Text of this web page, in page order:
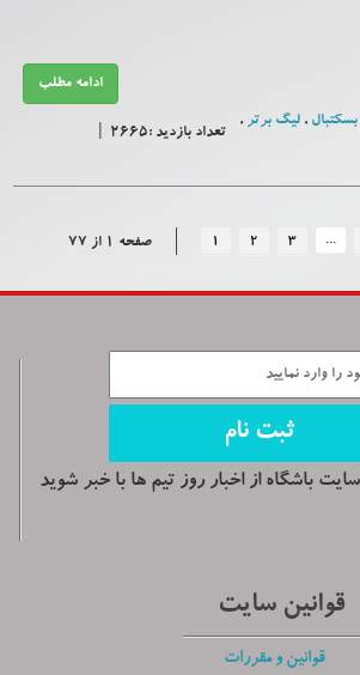
ادامه مطلب
بسکتبال,لیگ برتر ,
تعداد بازدید :2665 |
صفحه 1 از 77 1 2 3 ...
باشگاه از اخبار روز تیم ها با خبر شوید
قوانین سایت
قوانین و مقررات